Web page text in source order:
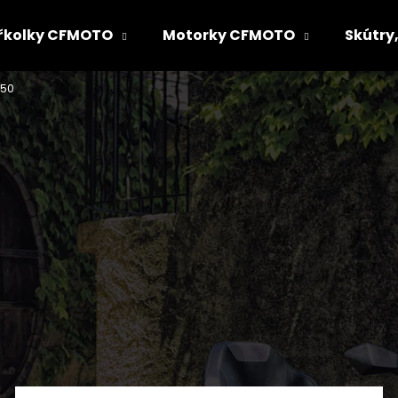
CFMOTO Motorky CFMOTO
Co potřebujete najít?
HLEDAT
Doporučujeme